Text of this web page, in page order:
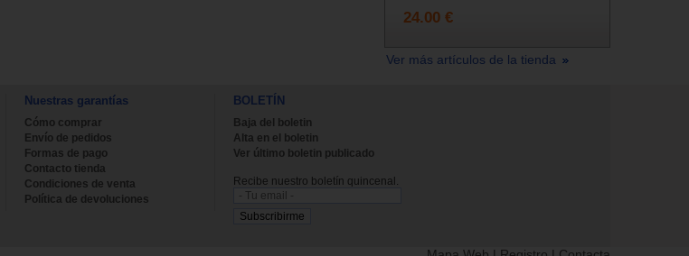
24.00 €
Ver más artículos de la tienda
Nuestras garantías
Cómo comprar
Envío de pedidos
Formas de pago
Contacto tienda
Condiciones de venta
Política de devoluciones
BOLETÍN
Baja del boletin
Alta en el boletin
Ver último boletin publicado
Recibe nuestro boletín quincenal.